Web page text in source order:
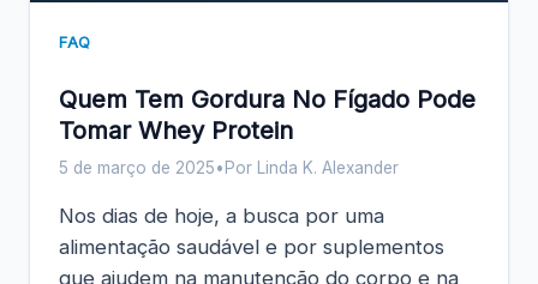
FAQ
Quem Tem Gordura No Fígado Pode
Tomar Whey Protein
5 de março de 2025• Por Linda K. Alexander
Nos dias de hoje, a busca por uma
alimentação saudável e por suplementos
que ajudem na manutenção do corpo e na